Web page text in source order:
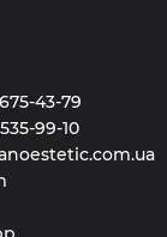
43-79
99-10